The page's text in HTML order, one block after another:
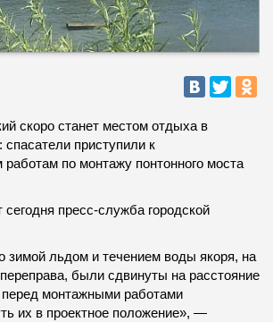
скоро станет местом отдыха в
приступили к
работам по монтажу понтонного моста
пресс-служба городской
зимой льдом и течением воды якоря, на
были сдвинуты на расстояние
перед монтажными работами
их в проектное положение», —